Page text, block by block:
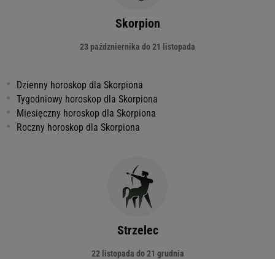
Skorpion
23 paźdzniernika do 21 listopada
Dzienny horoskop dla Skorpiona
Tygodniowy horoskop dla Skorpiona
Miesięczny horoskop dla Skorpiona
Roczny horoskop dla Skorpiona
Strzelec
22 listopada do 21 grudnia